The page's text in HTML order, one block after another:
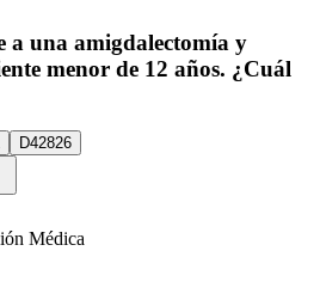
a una amigdalectomía y
menor de 12 años. ¿Cuál
D42826
Médica